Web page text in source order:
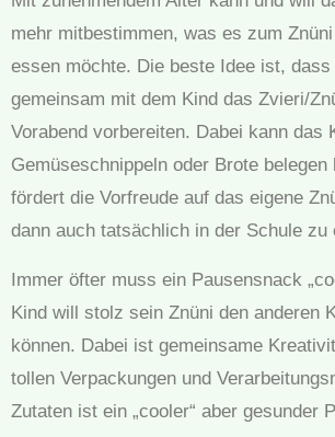
mehr mitbestimmen, was es zum
essen möchte. Die beste Idee ist,
gemeinsam mit dem Kind das Zvieri/
Vorabend vorbereiten. Dabei kann das
Gemüseschnippeln oder Brote belegen
fördert die Vorfreude auf das eigene
dann auch tatsächlich in der Schule zu
Immer öfter muss ein Pausensnack
Kind will stolz sein Znüni den anderen
können. Dabei ist gemeinsame
tollen Verpackungen und
Zutaten ist ein „cooler“ aber gesunder